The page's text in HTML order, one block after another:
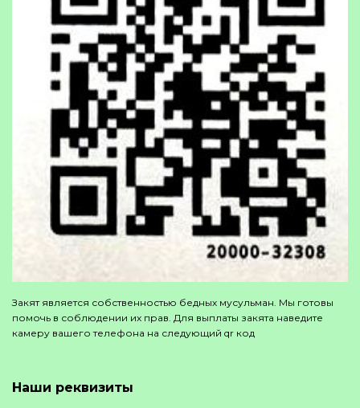
Закят является собственностью бедных мусульман. Мы готовы
помочь в соблюдении их прав. Для выплаты закята наведите
камеру вашего телефона на следующий qr код
Наши реквизиты